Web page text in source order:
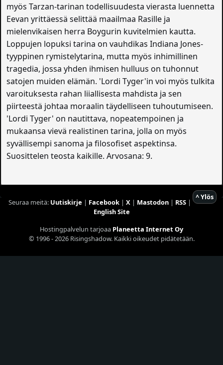
myös Tarzan-tarinan todellisuudesta vierasta luennetta
Eevan yrittäessä selittää maailmaa Rasille ja
mielenvikaisen herra Boygurin kuvitelmien kautta.
Loppujen lopuksi tarina on vauhdikas Indiana Jones-
tyyppinen rymistelytarina, mutta myös inhimillinen
tragedia, jossa yhden ihmisen hulluus on tuhonnut
satojen muiden elämän. 'Lordi Tyger'in voi myös tulkita
varoituksesta rahan liiallisesta mahdista ja sen
piirteestä johtaa moraalin täydelliseen tuhoutumiseen.
'Lordi Tyger' on nautittava, nopeatempoinen ja
mukaansa vievä realistinen tarina, jolla on myös
syvällisempi sanoma ja filosofiset aspektinsa.
Suosittelen teosta kaikille. Arvosana: 9.
^ Ylös
Seuraa meitä: Uutiskirje | Facebook| X| Mastodon| RSS|
English Site
Hostingpalvelun tarjoaa Planeetta Internet Oy
© 1996 - 2026 Risingshadow. Kaikki oikeudet pidätetään.